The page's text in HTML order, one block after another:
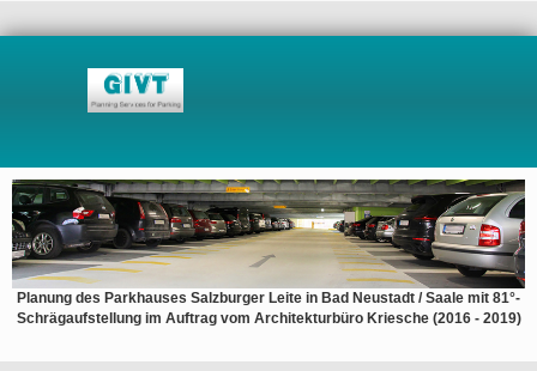
Planung des Parkhauses Salzburger Leite in Bad Neustadt / Saale mit 81°-
Schrägaufstellung im Auftrag vom Architekturbüro Kriesche (2016 - 2019)